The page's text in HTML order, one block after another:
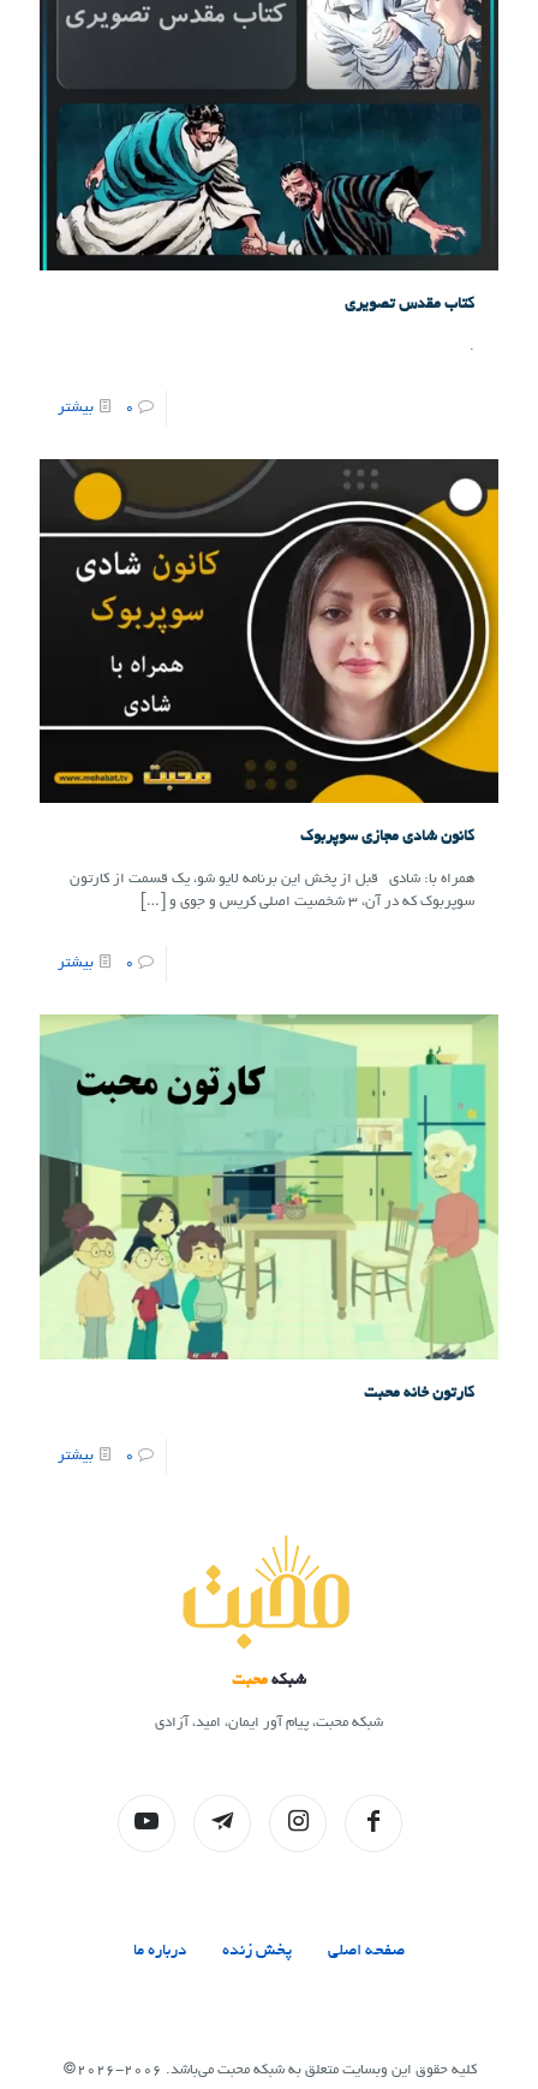
کتاب مقدس تصویری
.
0 بیشتر
کانون شادی مجازی سوپربوک
همراه با: شادی قبل از پخش این برنامه لایو شو، یک قسمت از کارتون
سوپربوک که در آن، ۳ شخصیت اصلی کریس و جوی و
[…]
0 بیشتر
کارتون خانه محبت
0 بیشتر
شبکه محبت
شبکه محبت، پیام آور ایمان، امید، آزادی
صفحه اصلی پخش زنده درباره ما
کلیه حقوق این وبسایت متعلق به شبکه محبت می‌باشد. 2006-2026©